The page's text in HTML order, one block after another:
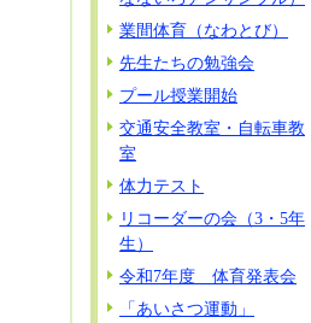
業間体育（なわとび）
先生たちの勉強会
プール授業開始
交通安全教室・自転車教
室
体力テスト
リコーダーの会（3・5年
生）
令和7年度 体育発表会
「あいさつ運動」